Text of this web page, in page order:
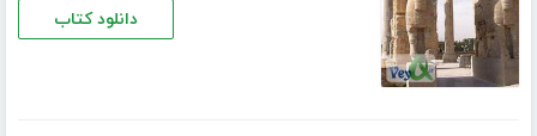
دانلود کتاب